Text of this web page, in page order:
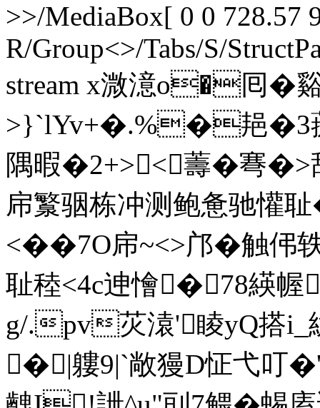
>>/MediaBox[ 0 0 728.57
R/Group<>/Tabs/S/
stream x溦澺o�囘
>}`lYv+�.%�邫
隅暇�2+><薵�弿�>
帍瀪骃栋冲测鲍惫驰
<��7O帍~<>邝�触伄
耻稑<4c迧懀�78緓幄
g/.pv苂溒'睖yQ搭
�|軁9|`敞獌D怔弋叮